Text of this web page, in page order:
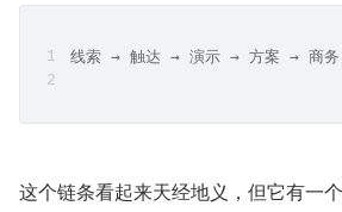
线索 → 触达 → 演示 → 方案 → 商
这个链条看起来天经地义，但它有一